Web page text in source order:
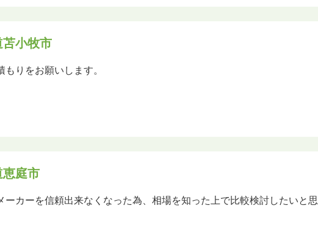
苫小牧市
もりをお願いします。
恵庭市
ーカーを信頼出来なくなった為、相場を知った上で比較検討したいと